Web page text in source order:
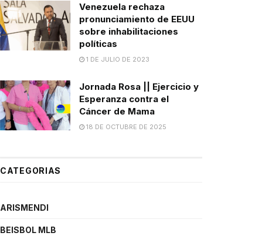
Venezuela rechaza
pronunciamiento de EEUU
sobre inhabilitaciones
políticas
1 DE JULIO DE 2023
Jornada Rosa || Ejercicio y
Esperanza contra el
Cáncer de Mama
18 DE OCTUBRE DE 2025
CATEGORIAS
ARISMENDI
BEISBOL MLB